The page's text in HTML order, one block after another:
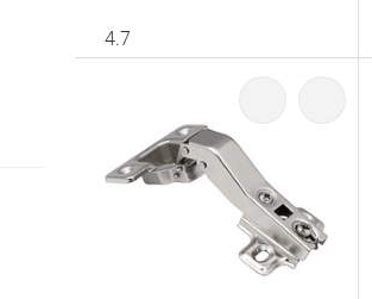
4.7